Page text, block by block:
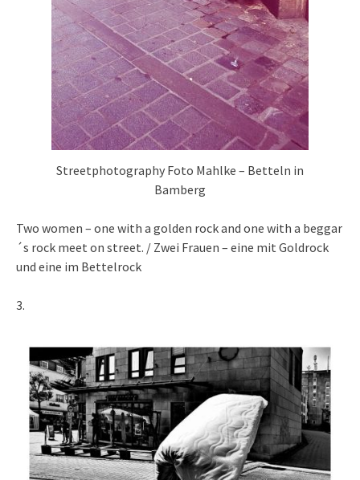
Streetphotography Foto Mahlke – Betteln in
Bamberg
Two women – one with a golden rock and one with a beggar
´s rock meet on street. / Zwei Frauen – eine mit Goldrock
und eine im Bettelrock
3.